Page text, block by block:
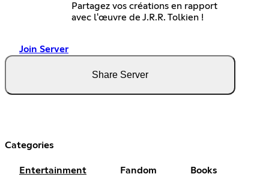
Partagez vos créations en rapport
avec l'œuvre de J.R.R. Tolkien !
Join Server
Share Server
Categories
Entertainment Fandom Books